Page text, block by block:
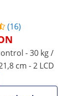
(16)
- 30 kg /
cm - 2 LCD